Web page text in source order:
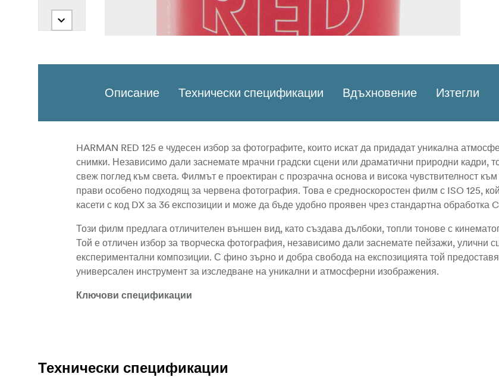
Описание Технически спецификации Вдъхновение Изтегли
HARMAN RED 125 е чудесен избор за фотографите, които искат да придадат уникална
снимки. Независимо дали заснемате мрачни градски сцени или драматични природни кадри,
свеж поглед към света. Филмът е проектиран с прозрачна основа и висока чувствителност към
прави особено подходящ за червена фотография. Това е средноскоростен филм с ISO 125,
касети с код DX за 36 експозиции и може да бъде удобно проявен чрез стандартна обработка
Този филм предлага отличителен външен вид, като създава дълбоки, топли тонове с
Той е отличен избор за творческа фотография, независимо дали заснемате пейзажи, улични
експериментални композиции. С фино зърно и добра свобода на експозицията той
универсален инструмент за изследване на уникални и атмосферни изображения.
Ключови спецификации
Средна скорост ISO 125
Технически спецификации